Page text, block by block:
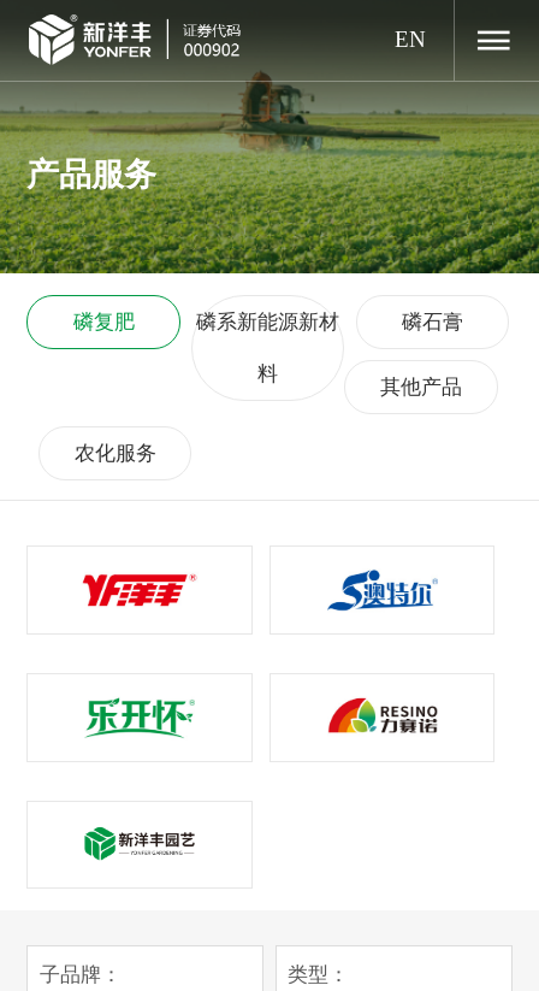
EN
产品服务
磷复肥 磷系新能源新材
料
磷石膏
其他产品
农化服务
子品牌： 类型：